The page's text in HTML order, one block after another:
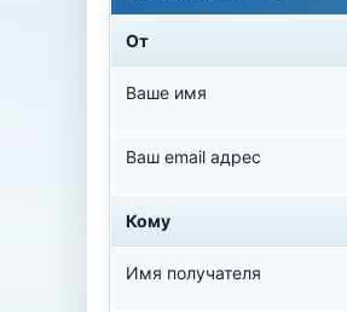
От
Ваше имя
Ваш email адрес
Кому
Имя получателя